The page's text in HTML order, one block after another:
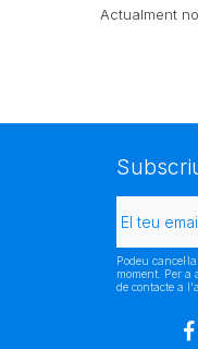
Actualment
Podeu
moment. Per a
de contacte a